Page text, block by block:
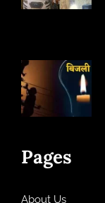
Pages
About Us